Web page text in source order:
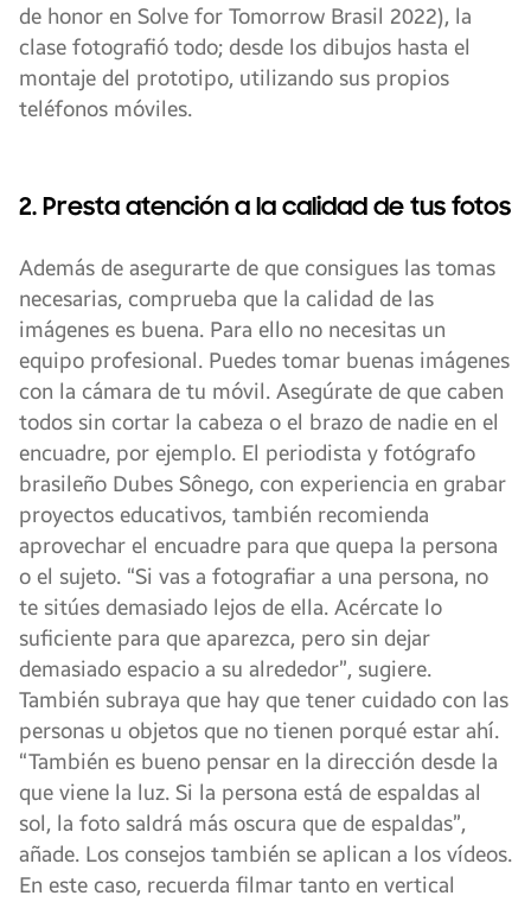
de honor en Solve for Tomorrow Brasil 2022), la
clase fotografió todo; desde los dibujos hasta el
montaje del prototipo, utilizando sus propios
teléfonos móviles.
2. Presta atención a la calidad de tus fotos
Además de asegurarte de que consigues las tomas
necesarias, comprueba que la calidad de las
imágenes es buena. Para ello no necesitas un
equipo profesional. Puedes tomar buenas imágenes
con la cámara de tu móvil. Asegúrate de que caben
todos sin cortar la cabeza o el brazo de nadie en el
encuadre, por ejemplo. El periodista y fotógrafo
brasileño Dubes Sônego, con experiencia en grabar
proyectos educativos, también recomienda
aprovechar el encuadre para que quepa la persona
o el sujeto. “Si vas a fotografiar a una persona, no
te sitúes demasiado lejos de ella. Acércate lo
suficiente para que aparezca, pero sin dejar
demasiado espacio a su alrededor”, sugiere.
También subraya que hay que tener cuidado con las
personas u objetos que no tienen porqué estar ahí.
“También es bueno pensar en la dirección desde la
que viene la luz. Si la persona está de espaldas al
sol, la foto saldrá más oscura que de espaldas”,
añade. Los consejos también se aplican a los vídeos.
En este caso, recuerda filmar tanto en vertical